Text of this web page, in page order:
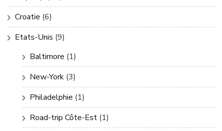
Croatie (6)
Etats-Unis (9)
Baltimore (1)
New-York (3)
Philadelphie (1)
Road-trip Côte-Est (1)